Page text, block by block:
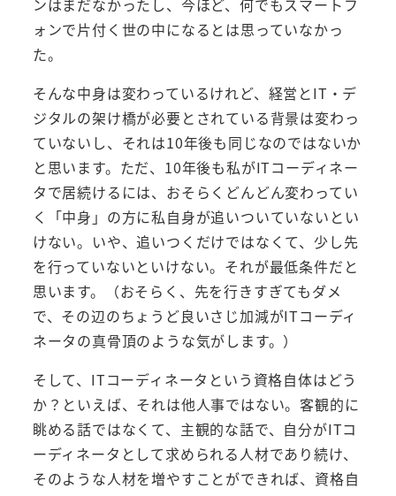
ォンで片付く世の中になるとは思っていなかっ
た。
そんな中身は変わっているけれど、経営とIT・デ
ジタルの架け橋が必要とされている背景は変わっ
ていないし、それは10年後も同じなのではないか
と思います。ただ、10年後も私がITコーディネー
タで居続けるには、おそらくどんどん変わってい
く「中身」の方に私自身が追いついていないとい
けない。いや、追いつくだけではなくて、少し先
を行っていないといけない。それが最低条件だと
思います。（おそらく、先を行きすぎてもダメ
で、その辺のちょうど良いさじ加減がITコーディ
ネータの真骨頂のような気がします。）
そして、ITコーディネータという資格自体はどう
か？といえば、それは他人事ではない。客観的に
眺める話ではなくて、主観的な話で、自分がITコ
ーディネータとして求められる人材であり続け、
そのような人材を増やすことができれば、資格自